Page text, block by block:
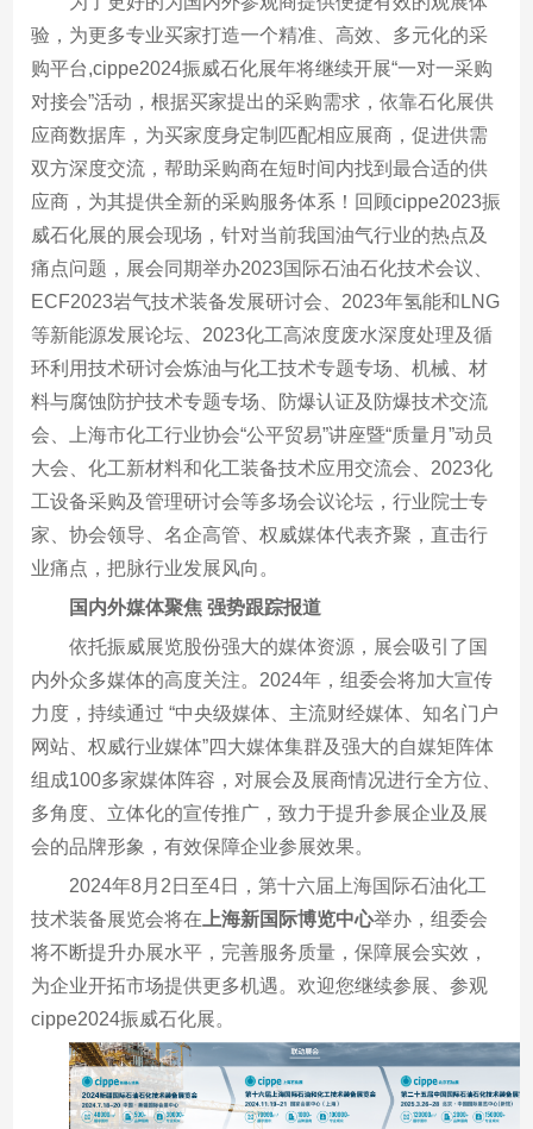
验，为更多专业买家打造一个精准、高效、多元化的采
购平台,cippe2024振威石化展年将继续开展“一对一采购
对接会”活动，根据买家提出的采购需求，依靠石化展供
应商数据库，为买家度身定制匹配相应展商，促进供需
双方深度交流，帮助采购商在短时间内找到最合适的供
应商，为其提供全新的采购服务体系！回顾cippe2023振
威石化展的展会现场，针对当前我国油气行业的热点及
痛点问题，展会同期举办2023国际石油石化技术会议、
ECF2023岩气技术装备发展研讨会、2023年氢能和LNG
等新能源发展论坛、2023化工高浓度废水深度处理及循
环利用技术研讨会炼油与化工技术专题专场、机械、材
料与腐蚀防护技术专题专场、防爆认证及防爆技术交流
会、上海市化工行业协会“公平贸易”讲座暨“质量月”动员
大会、化工新材料和化工装备技术应用交流会、2023化
工设备采购及管理研讨会等多场会议论坛，行业院士专
家、协会领导、名企高管、权威媒体代表齐聚，直击行
业痛点，把脉行业发展风向。
国内外媒体聚焦 强势跟踪报道
依托振威展览股份强大的媒体资源，展会吸引了国
内外众多媒体的高度关注。2024年，组委会将加大宣传
力度，持续通过 “中央级媒体、主流财经媒体、知名门户
网站、权威行业媒体”四大媒体集群及强大的自媒矩阵体
组成100多家媒体阵容，对展会及展商情况进行全方位、
多角度、立体化的宣传推广，致力于提升参展企业及展
会的品牌形象，有效保障企业参展效果。
2024年8月2日至4日，第十六届上海国际石油化工
技术装备展览会将在 上海新国际博览中心举办，组委会
将不断提升办展水平，完善服务质量，保障展会实效，
为企业开拓市场提供更多机遇。欢迎您继续参展、参观
cippe2024振威石化展。